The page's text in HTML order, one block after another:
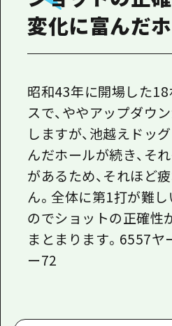
ガイドブック
広島県の魅力
メディア掲載
フォトダウン
関連リンク
変化に富んだ
昭和43年に開場した
スで、ややアップダウ
しますが、池越えドッ
んだホールが続き、そ
があるため、それほど
ん。全体に第1打が難
のでショットの正確性
まとまります。6557ヤ
ー72